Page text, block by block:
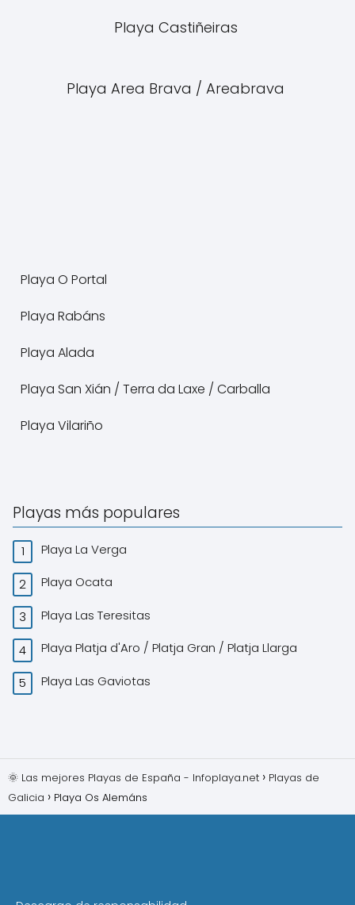
Playa Castiñeiras
Playa Area Brava / Areabrava
Playa O Portal
Playa Rabáns
Playa Alada
Playa San Xián / Terra da Laxe / Carballa
Playa Vilariño
Playas más populares
Playa La Verga
Playa Ocata
Playa Las Teresitas
Playa Platja d'Aro / Platja Gran / Platja Llarga
Playa Las Gaviotas
🌞 Las mejores Playas de España - Infoplaya.net
Playas de
Galicia
Playa Os Alemáns